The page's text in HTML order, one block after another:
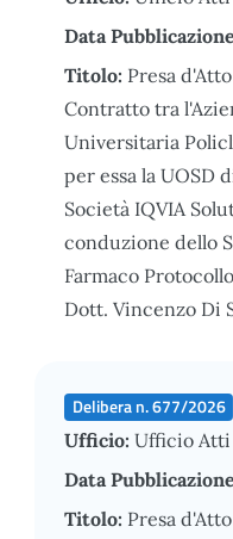
Data
Titolo: Presa
Contratto tra
Universitaria
per essa la UOSD
Società IQVIA
conduzione dello
Farmaco
Dott. Vincenzo Di
Delibera n. 677/2026
Ufficio: Ufficio
Data
Titolo: Presa